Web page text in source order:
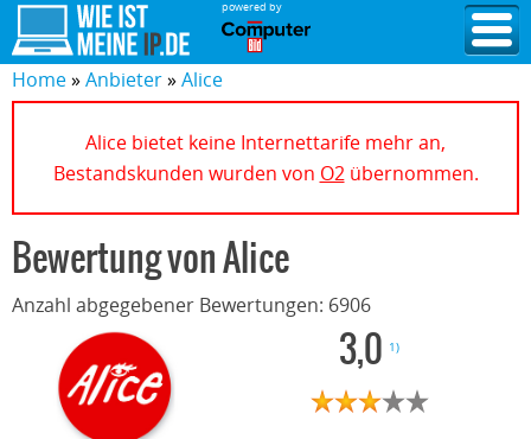
powered by
Home Anbieter Alice
Alice bietet keine Internettarife mehr an,
Bestandskunden wurden von O2übernommen.
Bewertung vonAlice
Anzahl abgegebener Bewertungen: 6906
3,0 1)